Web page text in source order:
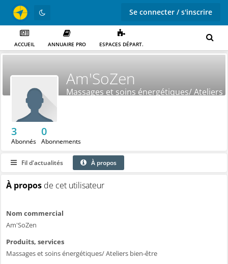
Se connecter / s'inscrire
ACCUEIL ANNUAIRE PRO ESPACES DÉPART.
Am'SoZen
Massages et soins énergétiques/ Ateliers
3
Abonnés
0
Abonnements
Fil d'actualités À propos
À propos de cet utilisateur
Nom commercial
Am'SoZen
Produits, services
Massages et soins énergétiques/ Ateliers bien-être